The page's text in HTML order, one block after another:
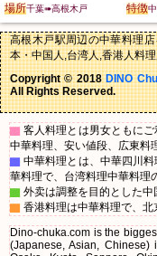
場所千葉➠高根木戸 特徴
高根木戸駅周辺の中華料理
本・中国人,台湾人,香港人料
Copyright © 2018DINO
All Rights Reserved.
▇ 客人料理とは男女ともにご
中華料理、安い値段、広東料
▇ 中華料理とは、中華四川
華料理で、台湾料理中華料理
▇ 外卖は調整を目的とした中
▇ 香港料理は中華料理で、北
Dino-chuka.com is the
(Japanese, Asian,